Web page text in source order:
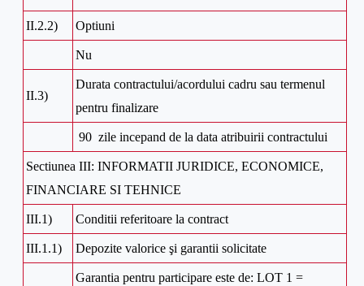
II.2.2) Optiuni
Nu
II.3)
Durata contractului/acordului cadru sau termenul
pentru finalizare
90 zile incepand de la data atribuirii contractului
Sectiunea III: INFORMATII JURIDICE, ECONOMICE,
FINANCIARE SI TEHNICE
III.1) Conditii referitoare la contract
III.1.1) Depozite valorice şi garantii solicitate
Garantia pentru participare este de: LOT 1 =